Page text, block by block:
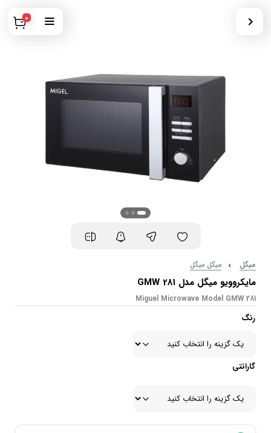
0
میگل میگل میگل
مایکروویو میگل مدل GMW 281
Miguel Microwave Model GMW 281
رنگ
گارانتی